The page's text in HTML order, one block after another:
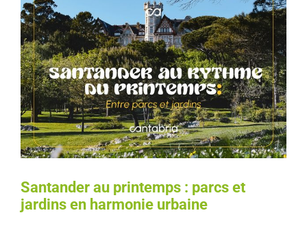
Santander au printemps : parcs et
jardins en harmonie urbaine